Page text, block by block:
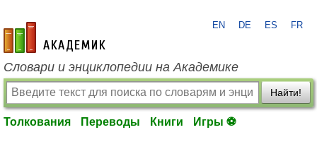
academic.ru
EN DE ES FR
Словари и энциклопедии на Академике
Найти!
Толкования Переводы Книги Игры ⚽